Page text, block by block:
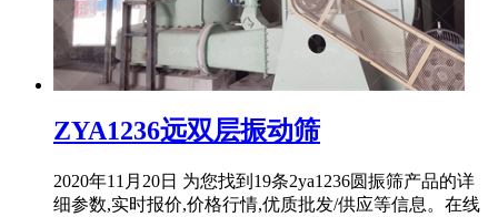
ZYA1236远双层振动筛
2020年11月20日 为您找到19条2ya1236圆振筛产品的详
细参数,实时报价,价格行情,优质批发/供应等信息。在线